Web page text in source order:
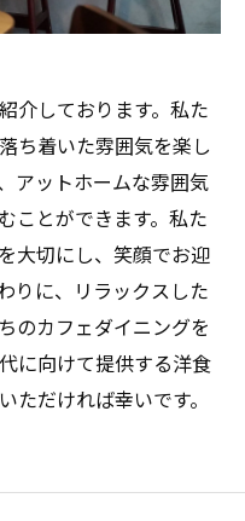
介しております。私た
ち着いた雰囲気を楽し
アットホームな雰囲気
ことができます。私た
大切にし、笑顔でお迎
りに、リラックスした
のカフェダイニングを
に向けて提供する洋食
ただければ幸いです。